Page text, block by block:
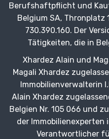
Berufshaftpflicht und
Belgium SA, Thronplatz
730.390.160. Der
Tätigkeiten, die in
Xhardez Alain und
Magali Xhardez
Immobilienverwalterin
Alain Xhardez
Belgien Nr. 105 066 und
der Immobilienexperten
Verantwortlicher